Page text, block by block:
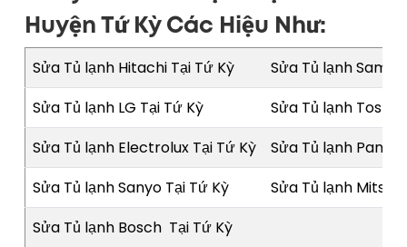
Huyện Tứ Kỳ Các Hiệu Như:
Sửa Tủ lạnh Hitachi Tại Tứ Kỳ
Sửa Tủ lạnh
Sửa Tủ lạnh LG Tại Tứ Kỳ
Sửa Tủ lạnh
Sửa Tủ lạnh Electrolux Tại Tứ Kỳ
Sửa Tủ lạnh
Sửa Tủ lạnh Sanyo Tại Tứ Kỳ
Sửa Tủ lạnh
Sửa Tủ lạnh Bosch Tại Tứ Kỳ